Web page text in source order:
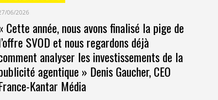
06/2026
Cette année, nous avons finalisé la pige de
SVOD et nous regardons déjà
analyser les investissements de la
agentique » Denis Gaucher, CEO
Kantar Média